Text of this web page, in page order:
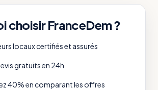
choisir FranceDem ?
locaux certifiés et assurés
gratuits en 24h
40% en comparant les offres